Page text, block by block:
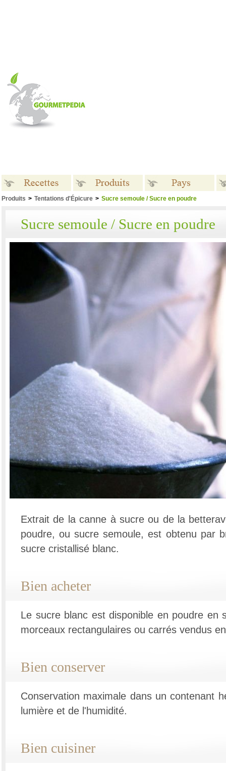
Produits > Tentations d'Épicure > Sucre semoule / Sucre en poudre
Sucre semoule / Sucre en poudre
Extrait de la canne à sucre ou de la
poudre, ou sucre semoule, est obtenu par
sucre cristallisé blanc.
Bien acheter
Le sucre blanc est disponible en poudre en
morceaux rectangulaires ou carrés vendus
Bien conserver
Conservation maximale dans un contenant
lumière et de l'humidité.
Bien cuisiner